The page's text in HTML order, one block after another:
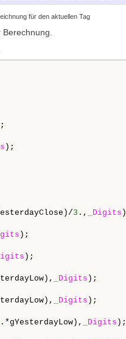
für den aktuellen Tag
);
3 ., _Digits
);
);
_Digits );
_Digits );
.*gYesterdayLow), _Digits );